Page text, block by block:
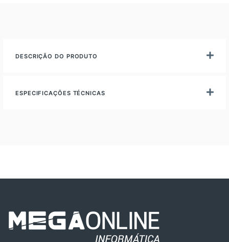
DESCRIÇÃO DO PRODUTO
ESPECIFICAÇÕES TÉCNICAS